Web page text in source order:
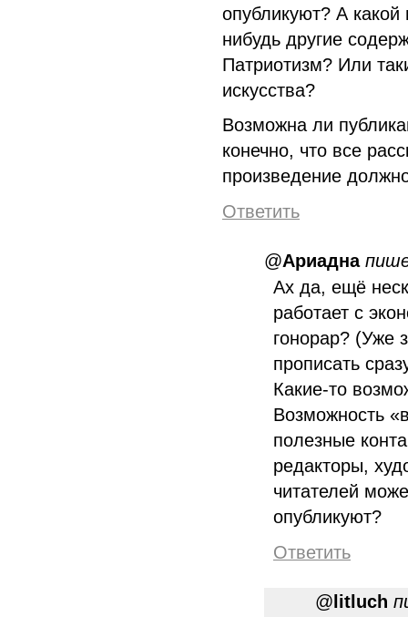
опубликуют? А какой
нибудь другие
Патриотизм? Или
искусства?
Возможна ли
конечно, что все
произведение
Ответить
@Ариадна
Ах да, ещё
работает с
гонорар? (Уже
прописать
Какие-то
Возможность
полезные
редакторы,
читателей
опубликуют?
Ответить
@ litluch